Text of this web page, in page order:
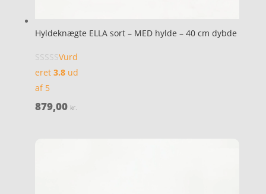
Hyldeknægte ELLA sort – MED hylde – 40 cm dybde
Vurd
eret 3.8ud
af 5
879,00 kr.